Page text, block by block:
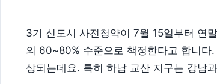
3기 신도시 사전청약이 7월 15일부터 연
의 60~80% 수준으로 책정한다고 합니다
상되는데요. 특히 하남 교산 지구는 강남